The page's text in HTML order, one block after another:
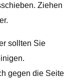
Ziehen
sollten Sie
gegen die Seite